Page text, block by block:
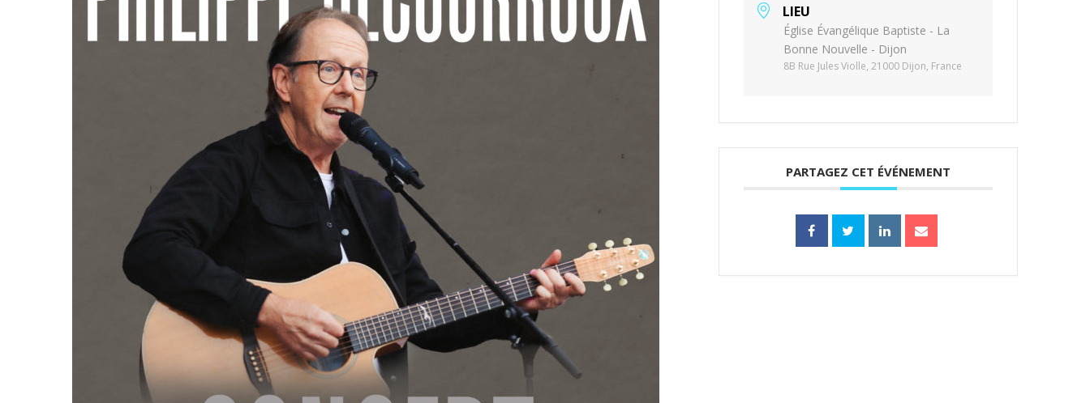
LIEU
Église Évangélique Baptiste - La
Bonne Nouvelle - Dijon
8B Rue Jules Violle, 21000 Dijon, France
PARTAGEZ CET ÉVÉNEMENT